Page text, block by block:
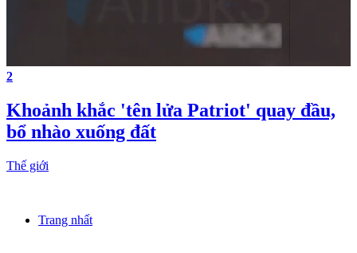
2
Khoảnh khắc 'tên lửa Patriot' quay đầu,
bổ nhào xuống đất
Thế giới
Trang nhất